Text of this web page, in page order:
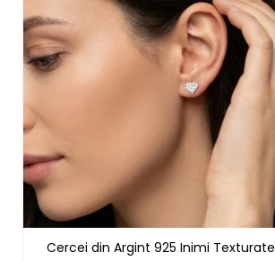
Cercei din Argint 925 Inimi Texturate